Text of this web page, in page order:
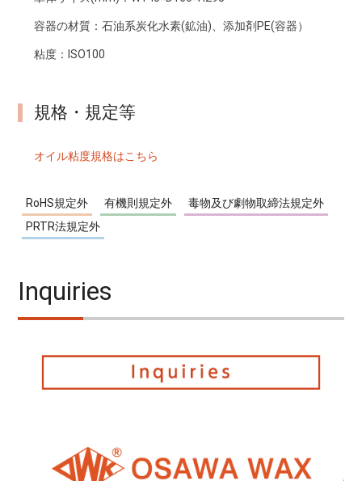
容器の材質：石油系炭化水素(鉱油)、添加剤PE(容器）
粘度：ISO100
規格・規定等
オイル粘度規格はこちら
RoHS規定外 有機則規定外
毒物及び劇物取締法規定外
PRTR法規定外
Inquiries